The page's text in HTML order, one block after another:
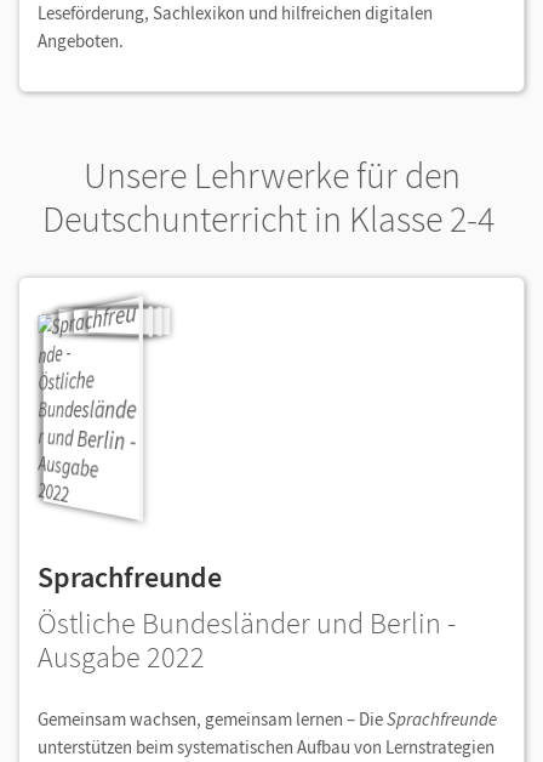
Leseförderung, Sachlexikon und hilfreichen digitalen
Angeboten.
Unsere Lehrwerke für den
Deutschunterricht in Klasse 2-4
Sprachfreunde
Östliche Bundesländer und Berlin -
Ausgabe 2022
Gemeinsam wachsen, gemeinsam lernen – DieSprachfreunde
unterstützen beim systematischen Aufbau von Lernstrategien